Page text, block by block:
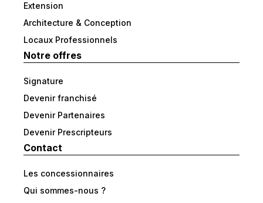
Extension
Architecture & Conception
Locaux Professionnels
Notre offres
Signature
Devenir franchisé
Devenir Partenaires
Devenir Prescripteurs
Contact
Les concessionnaires
Qui sommes-nous ?